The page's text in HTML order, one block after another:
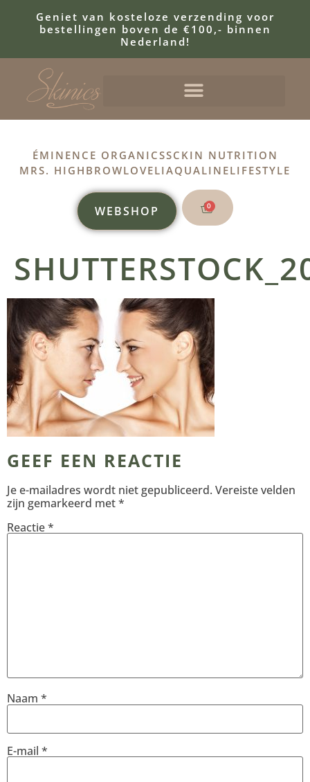
Geniet van kosteloze verzending voor
bestellingen boven de €100,- binnen
Nederland!
ÉMINENCE ORGANICSSCKIN NUTRITION
MRS. HIGHBROWLOVELIAQUALINELIFESTYLE
WEBSHOP 0
GEEF EEN REACTIE
Je e-mailadres wordt niet gepubliceerd. Vereiste velden
zijn gemarkeerd met*
Reactie*
Naam *
E-mail *